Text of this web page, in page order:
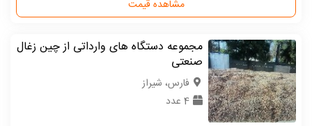
مشاهده قیمت
مجموعه دستگاه های وارداتی از چین زغال
صنعتی
فارس، شیراز
4 عدد